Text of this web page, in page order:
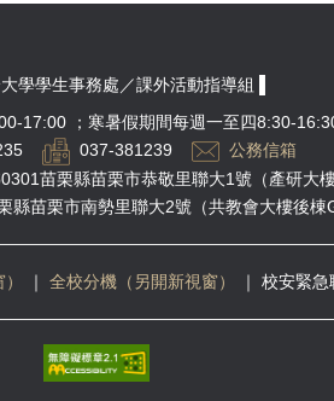
大學學生事務處／課外活動指導組 ▌
17:00
；寒暑假期間每週一至四8:30-
037-381239
公務信箱
苗栗縣苗栗市恭敬里聯大1號（產研大樓
苗栗市南勢里聯大2號（共教會大樓後棟
｜ 全校分機（另開新視窗） ｜ 校安緊